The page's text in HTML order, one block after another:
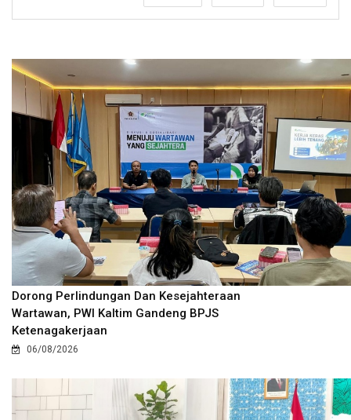
Dorong Perlindungan Dan Kesejahteraan
Wartawan, PWI Kaltim Gandeng BPJS
Ketenagakerjaan
06/08/2026